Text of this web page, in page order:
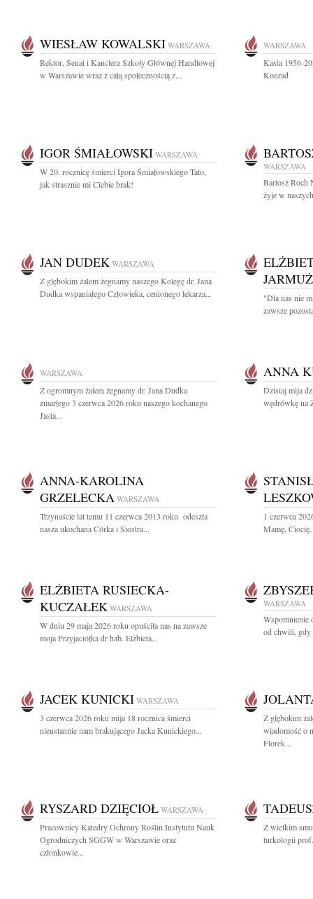
WIESŁAW KOWALSKI WARSZAWA
Rektor, Senat i Kanclerz Szkoły Głównej Handlowej
w Warszawie wraz z całą społecznością z...
WARSZAWA
Kasia 1956-
Konrad
IGOR ŚMIAŁOWSKI WARSZAWA
W 20. rocznicę śmierci Igora Śmiałowskiego Tato,
jak strasznie mi Ciebie brak!
WARSZAWA
Bartosz Roch
żyje w
JAN DUDEK WARSZAWA
Z głębokim żalem żegnamy naszego Kolegę dr. Jana
Dudka wspaniałego Człowieka, cenionego lekarza...
"Dla nas nie
zawsze
WARSZAWA
Z ogromnym żalem żegnamy dr. Jana Dudka
zmarłego 3 czerwca 2026 roku naszego kochanego
Jasia...
ANNA
Dzisiaj mija
wędrówkę na
ANNA-KAROLINA
GRZELECKA WARSZAWA
Trzynaście lat temu 11 czerwca 2013 roku odeszła
nasza ukochana Córka i Siostra...
1 czerwca
Mamę,
ELŻBIETA RUSIECKA-
KUCZAŁEK WARSZAWA
W dniu 29 maja 2026 roku opuściła nas na zawsze
moja Przyjaciółka dr hab. Elżbieta...
WARSZAWA
Wspomnienie
od chwili, gdy
JACEK KUNICKI WARSZAWA
3 czerwca 2026 roku mija 18 rocznica śmierci
nieustannie nam brakującego Jacka Kunickiego...
Z głębokim
wiadomość o
Florek...
RYSZARD DZIĘCIOŁ WARSZAWA
Pracownicy Katedry Ochrony Roślin Instytutu Nauk
Ogrodniczych SGGW w Warszawie oraz
członkowie...
Z wielkim
turkologii